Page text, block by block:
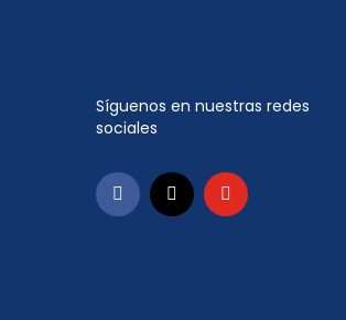
Síguenos en nuestras redes
sociales